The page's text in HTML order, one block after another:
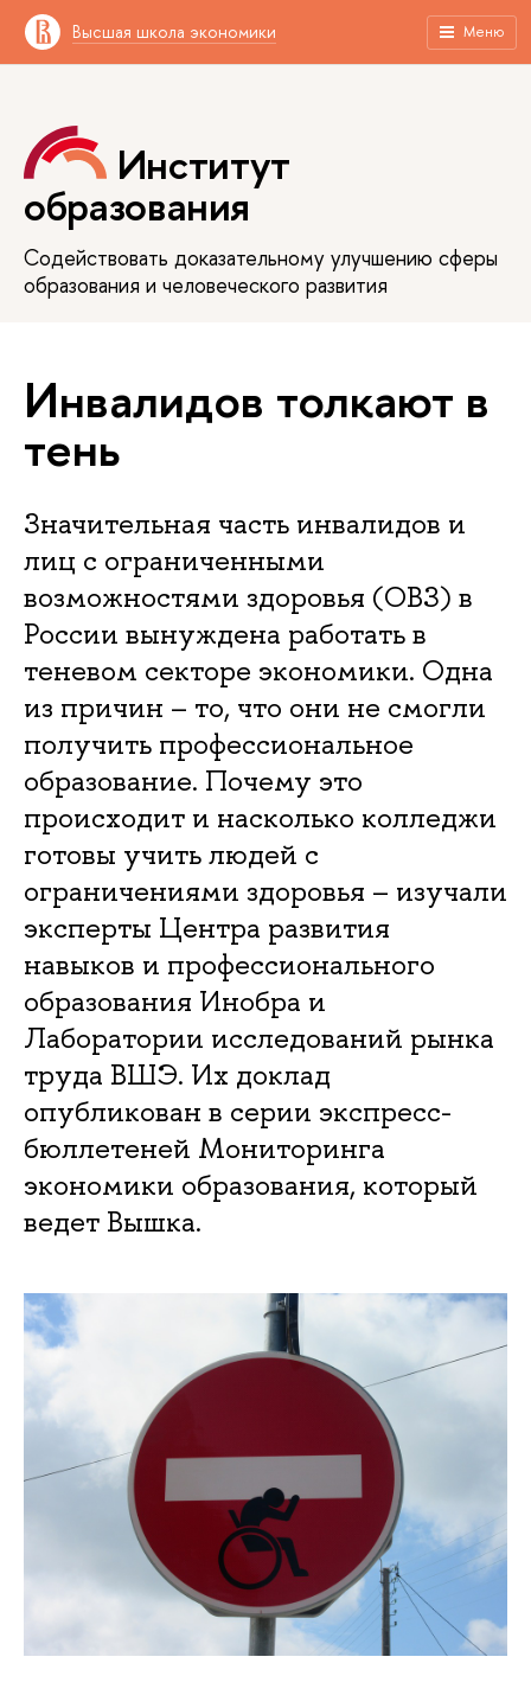
Высшая школа экономики Меню
Институт
образования
Содействовать доказательному улучшению сферы
образования и человеческого развития
Инвалидов толкают в
тень
Значительная часть инвалидов и
лиц с ограниченными
возможностями здоровья (ОВЗ) в
России вынуждена работать в
теневом секторе экономики. Одна
из причин – то, что они не смогли
получить профессиональное
образование. Почему это
происходит и насколько колледжи
готовы учить людей с
ограничениями здоровья – изучали
эксперты Центра развития
навыков и профессионального
образования Инобра и
Лаборатории исследований рынка
труда ВШЭ. Их доклад
опубликован в серии экспресс-
бюллетеней Мониторинга
экономики образования, который
ведет Вышка.